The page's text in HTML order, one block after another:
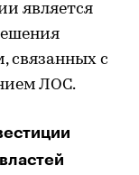
является
связанных с
ЛОС.